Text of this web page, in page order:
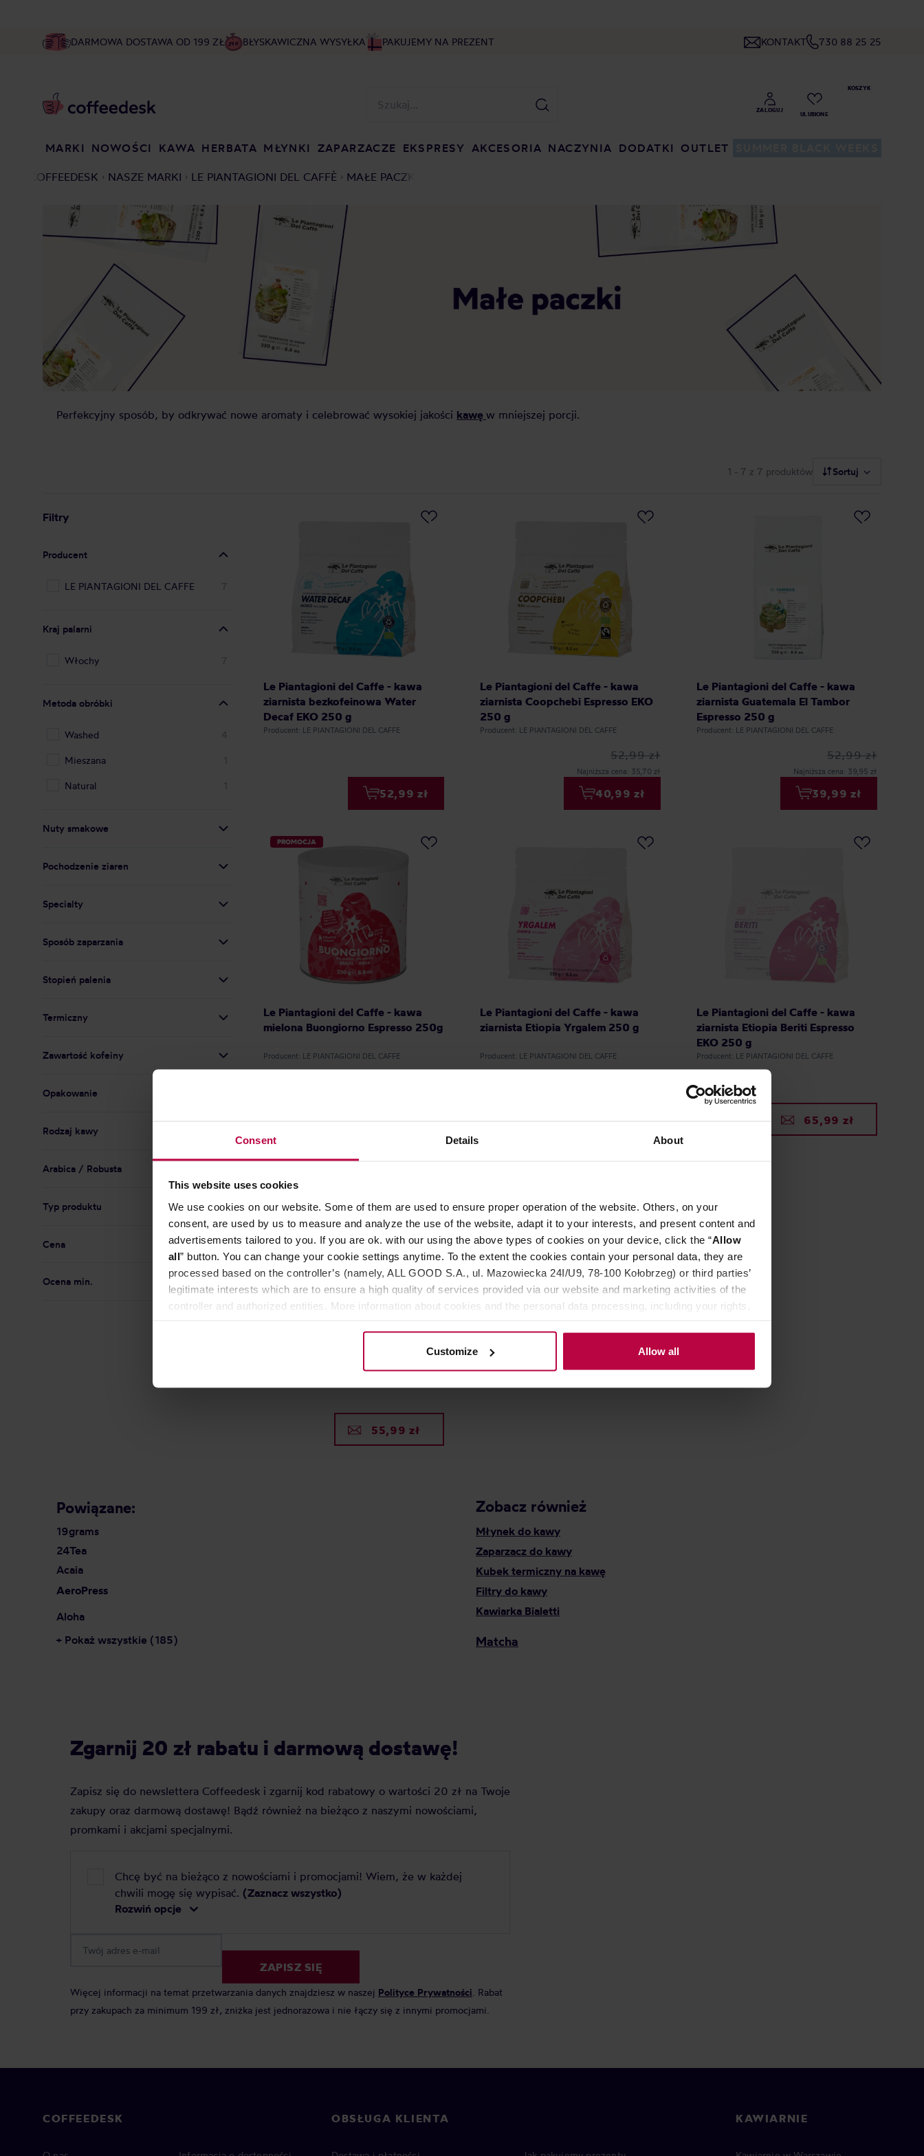
Consent Details About
This website uses cookies
We use cookies on our website. Some of them are used to ensure proper operation of the website. Others, on your
consent, are used by us to measure and analyze the use of the website, adapt it to your interests, and present content and
advertisements tailored to you. If you are ok. with our using the above types of cookies on your device, click the “Allow
all” button. You can change your cookie settings anytime. To the extent the cookies contain your personal data, they are
processed based on the controller’s (namely, ALL GOOD S.A., ul. Mazowiecka 24I/U9, 78-100 Kołobrzeg) or third parties’
legitimate interests which are to ensure a high quality of services provided via our website and marketing activities of the
controller and authorized entities. More information about cookies and the personal data processing, including your rights,
Customize Allow all
DARMOWA DOSTAWA OD 199 ZŁ BŁYSKAWICZNA WYSYŁKA PAKUJEMY NA PREZENT KONTAKT 730 88 25 25
MARKI NOWOŚCI KAWA HERBATA MŁYNKI ZAPARZACZE EKSPRESY AKCESORIA NACZYNIA DODATKI OUTLET
COFFEEDESK NASZE MARKI LE PIANTAGIONI DEL CAFFÈ MAŁE PACZKI
Perfekcyjny sposób, by odkrywać nowe aromaty i celebrować wysokiej jakości kawę w mniejszej porcji.
1 - 7 z 7 produktów Sortuj
Filtry
Producent
LE PIANTAGIONI DEL CAFFE 7
Kraj palarni
Włochy 7
Metoda obróbki
Washed 4
Mieszana
Natural
Nuty smakowe
Pochodzenie ziaren
Specialty
Sposób zaparzania
Stopień palenia
Termiczny
Zawartość kofeiny
Opakowanie
Rodzaj kawy
Arabica / Robusta
Typ produktu
Cena
Ocena min.
Le Piantagioni del Caffe - kawa
ziarnista bezkofeinowa Water
Decaf EKO 250 g
Producent: LE PIANTAGIONI DEL CAFFE
52,99 zł
Le Piantagioni del Caffe - kawa
ziarnista Coopchebi Espresso EKO
250 g
Producent: LE PIANTAGIONI DEL CAFFE
52,99 zł
Najniższa cena: 35,70 zł
40,99 zł
Le Piantagioni del Caffe - kawa
ziarnista Guatemala El Tambor
Espresso 250 g
Producent: LE PIANTAGIONI DEL CAFFE
52,99 zł
Najniższa cena: 39,95 zł
39,99 zł
PROMOCJA
Le Piantagioni del Caffe - kawa
mielona Buongiorno Espresso 250g
Producent: LE PIANTAGIONI DEL CAFFE
Le Piantagioni del Caffe - kawa
ziarnista Etiopia Yrgalem 250 g
Producent: LE PIANTAGIONI DEL CAFFE
Le Piantagioni del Caffe - kawa
ziarnista Etiopia Beriti Espresso
EKO 250 g
Producent: LE PIANTAGIONI DEL CAFFE
65,99 zł
Le Piantagioni del Caffe - kawa
55,99 zł
Powiązane:
19grams
24Tea
Acaia
AeroPress
Aloha
+ Pokaż wszystkie (185)
Zobacz również
Młynek do kawy
Zaparzacz do kawy
Kubek termiczny na kawę
Filtry do kawy
Kawiarka Bialetti
Matcha
Zgarnij 20 zł rabatu i darmową dostawę!
Zapisz się do newslettera Coffeedesk i zgarnij kod rabatowy o wartości 20 zł na Twoje
zakupy oraz darmową dostawę! Bądź również na bieżąco z naszymi nowościami,
promkami i akcjami specjalnymi.
Chcę być na bieżąco z nowościami i promocjami! Wiem, że w każdej
chwili mogę się wypisać. (Zaznacz wszystko)
Rozwiń opcje
ZAPISZ SIĘ
Więcej informacji na temat przetwarzania danych znajdziesz w naszej Polityce Prywatności . Rabat
przy zakupach za minimum 199 zł, zniżka jest jednorazowa i nie łączy się z innymi promocjami.
COFFEEDESK OBSŁUGA KLIENTA KAWIARNIE